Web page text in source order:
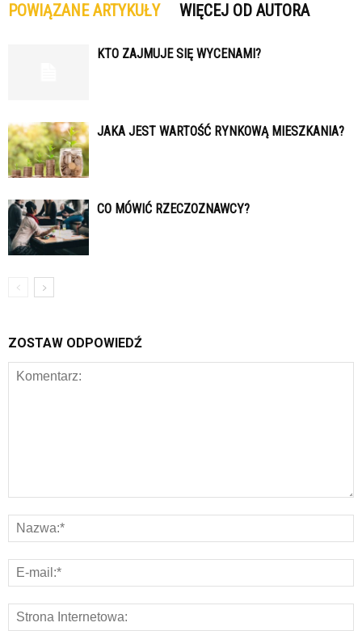
POWIĄZANE ARTYKUŁY WIĘCEJ OD AUTORA
KTO ZAJMUJE SIĘ WYCENAMI?
JAKA JEST WARTOŚĆ RYNKOWĄ MIESZKANIA?
CO MÓWIĆ RZECZOZNAWCY?
ZOSTAW ODPOWIEDŹ